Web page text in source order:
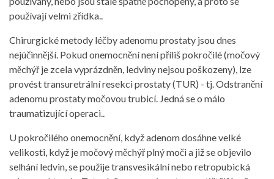
používají velmi zřídka..
Chirurgické metody léčby adenomu prostaty jsou dnes
nejúčinnější. Pokud onemocnění není příliš pokročilé (močový
měchýř je zcela vyprázdněn, ledviny nejsou poškozeny), lze
provést transuretrální resekci prostaty (TUR) - tj. Odstranění
adenomu prostaty močovou trubicí. Jedná se o málo
traumatizující operaci..
U pokročilého onemocnění, když adenom dosáhne velké
velikosti, když je močový měchýř plný moči a již se objevilo
selhání ledvin, se použije transvesikální nebo retropubická